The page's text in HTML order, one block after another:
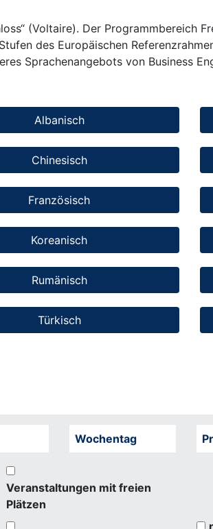
(Voltaire). Der Programmbereich
des Europäischen
Sprachenangebots von Business
Albanisch
Chinesisch
Französisch
Koreanisch
Rumänisch
Türkisch
Wochentag
Veranstaltungen mit freien
Plätzen